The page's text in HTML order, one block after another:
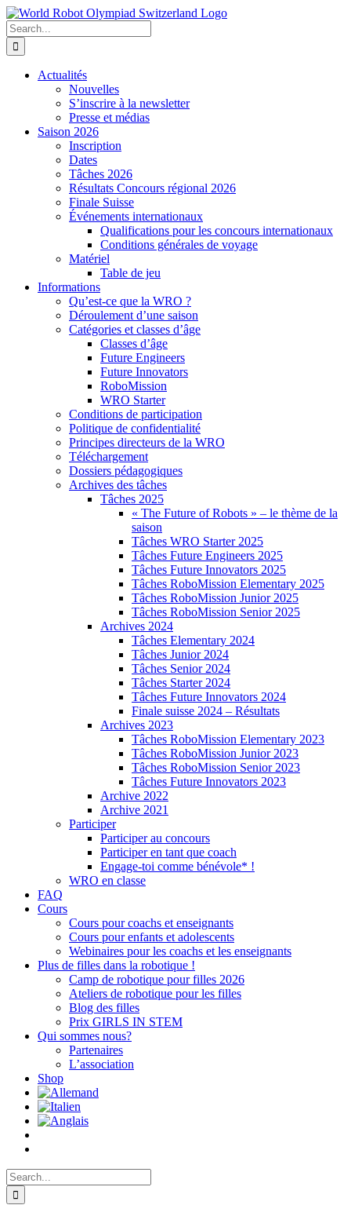
Skip
to
content
Search
for:
Actualités
Nouvelles
S’inscrire à la newsletter
Presse et médias
Saison 2026
Inscription
Dates
Tâches 2026
Résultats Concours régional 2026
Finale Suisse
Événements internationaux
Qualifications pour les concours internationaux
Conditions générales de voyage
Matériel
Table de jeu
Informations
Qu’est-ce que la WRO ?
Déroulement d’une saison
Catégories et classes d’âge
Classes d’âge
Future Engineers
Future Innovators
RoboMission
WRO Starter
Conditions de participation
Politique de confidentialité
Principes directeurs de la WRO
Téléchargement
Dossiers pédagogiques
Archives des tâches
Tâches 2025
« The Future of Robots » – le thème de la
saison
Tâches WRO Starter 2025
Tâches Future Engineers 2025
Tâches Future Innovators 2025
Tâches RoboMission Elementary 2025
Tâches RoboMission Junior 2025
Tâches RoboMission Senior 2025
Archives 2024
Tâches Elementary 2024
Tâches Junior 2024
Tâches Senior 2024
Tâches Starter 2024
Tâches Future Innovators 2024
Finale suisse 2024 – Résultats
Archives 2023
Tâches RoboMission Elementary 2023
Tâches RoboMission Junior 2023
Tâches RoboMission Senior 2023
Tâches Future Innovators 2023
Archive 2022
Archive 2021
Participer
Participer au concours
Participer en tant que coach
Engage-toi comme bénévole* !
WRO en classe
FAQ
Cours
Cours pour coachs et enseignants
Cours pour enfants et adolescents
Webinaires pour les coachs et les enseignants
Plus de filles dans la robotique !
Camp de robotique pour filles 2026
Ateliers de robotique pour les filles
Blog des filles
Prix GIRLS IN STEM
Qui sommes nous?
Partenaires
L’association
Shop
Search
for: